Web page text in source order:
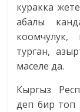
куракка
абалы
коомчулук,
турган,
маселе да.
Кыргыз
деп бир топ